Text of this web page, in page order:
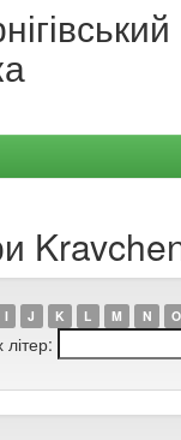
I J K L M N O